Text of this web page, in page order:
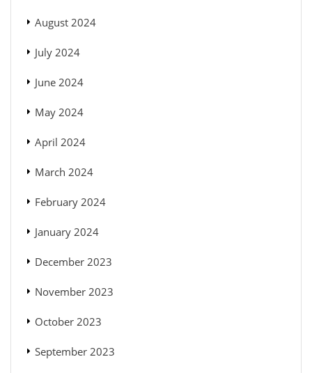
August 2024
July 2024
June 2024
May 2024
April 2024
March 2024
February 2024
January 2024
December 2023
November 2023
October 2023
September 2023